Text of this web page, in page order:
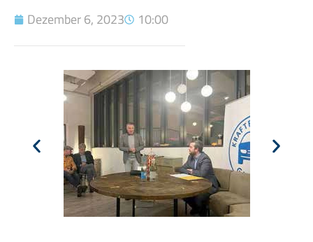
Dezember 6, 2023 10:00